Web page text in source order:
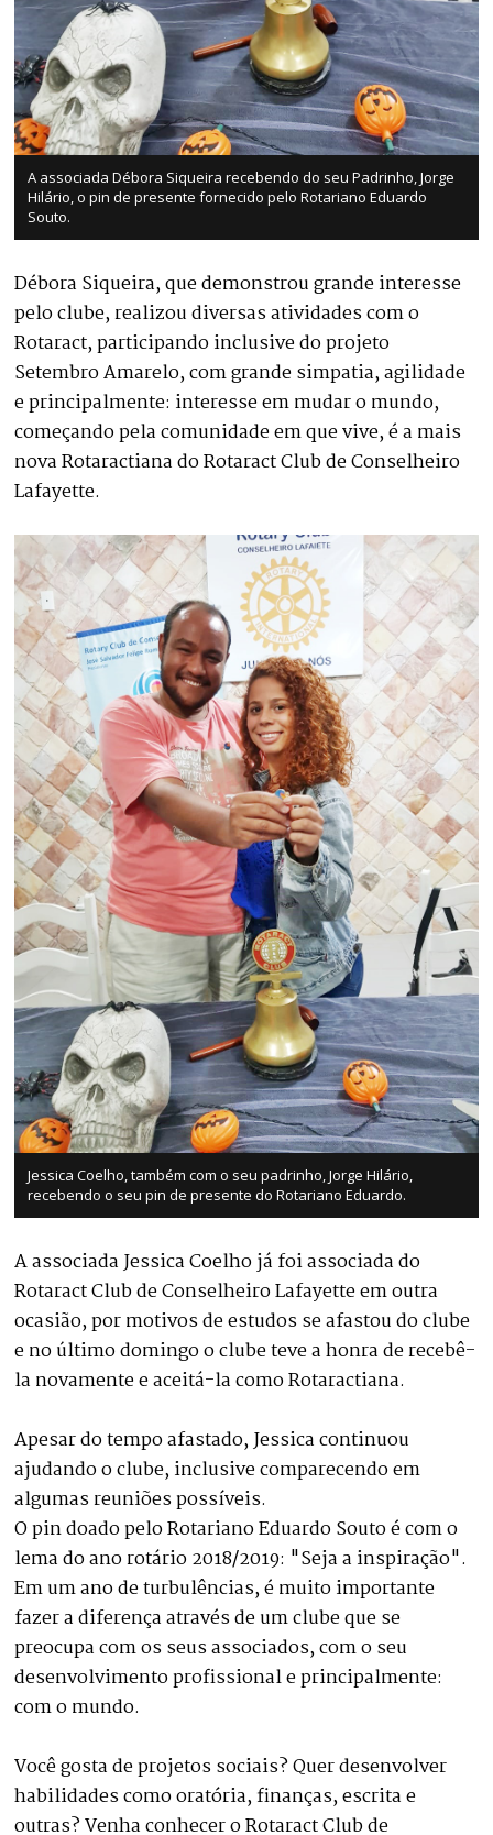
A associada Débora Siqueira recebendo do seu Padrinho, Jorge
Hilário, o pin de presente fornecido pelo Rotariano Eduardo
Souto.
Débora Siqueira, que demonstrou grande interesse
pelo clube, realizou diversas atividades com o
Rotaract, participando inclusive do projeto
Setembro Amarelo, com grande simpatia, agilidade
e principalmente: interesse em mudar o mundo,
começando pela comunidade em que vive, é a mais
nova Rotaractiana do Rotaract Club de Conselheiro
Lafayette.
Jessica Coelho, também com o seu padrinho, Jorge Hilário,
recebendo o seu pin de presente do Rotariano Eduardo.
A associada Jessica Coelho já foi associada do
Rotaract Club de Conselheiro Lafayette em outra
ocasião, por motivos de estudos se afastou do clube
e no último domingo o clube teve a honra de recebê-
la novamente e aceitá-la como Rotaractiana.
Apesar do tempo afastado, Jessica continuou
ajudando o clube, inclusive comparecendo em
algumas reuniões possíveis.
O pin doado pelo Rotariano Eduardo Souto é com o
lema do ano rotário 2018/2019: "Seja a inspiração".
Em um ano de turbulências, é muito importante
fazer a diferença através de um clube que se
preocupa com os seus associados, com o seu
desenvolvimento profissional e principalmente:
com o mundo.
Você gosta de projetos sociais? Quer desenvolver
habilidades como oratória, finanças, escrita e
outras? Venha conhecer o Rotaract Club de